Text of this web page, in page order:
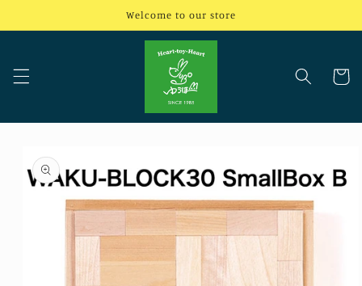
進む
Welcome to our store
ー
報にス
キップ